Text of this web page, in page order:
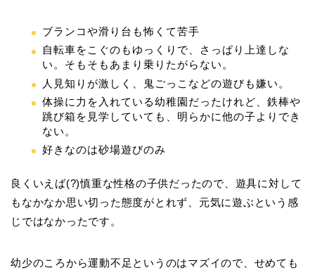
ブランコや滑り台も怖くて苦手
自転車をこぐのもゆっくりで、さっぱり上達しな
い。そもそもあまり乗りたがらない。
人見知りが激しく、鬼ごっこなどの遊びも嫌い。
体操に力を入れている幼稚園だったけれど、鉄棒や
跳び箱を見学していても、明らかに他の子よりでき
ない。
好きなのは砂場遊びのみ
良くいえば(?)慎重な性格の子供だったので、遊具に対して
もなかなか思い切った態度がとれず、元気に遊ぶという感
じではなかったです。
幼少のころから運動不足というのはマズイので、せめても